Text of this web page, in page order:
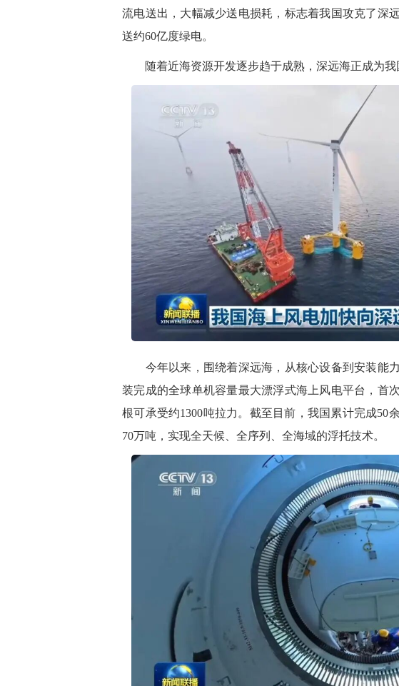
流电送出，大幅减少送电损耗，标志着我国攻克了深
送约60亿度绿电。
随着近海资源开发逐步趋于成熟，深远海正成为我
今年以来，围绕着深远海，从核心设备到安装能
装完成的全球单机容量最大漂浮式海上风电平台，首
根可承受约1300吨拉力。截至目前，我国累计完成50
70万吨，实现全天候、全序列、全海域的浮托技术。